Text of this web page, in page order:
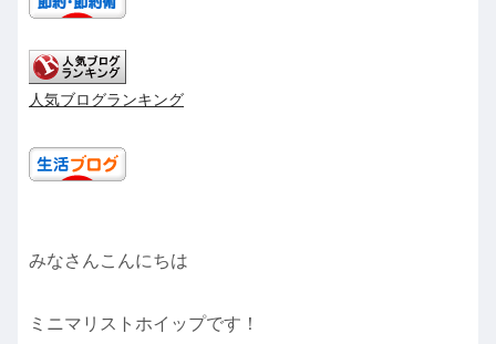
人気ブログランキング
みなさんこんにちは
ミニマリストホイップです！